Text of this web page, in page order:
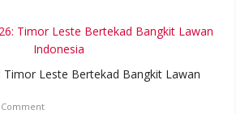
Timor Leste Bertekad Bangkit Lawan
Comment